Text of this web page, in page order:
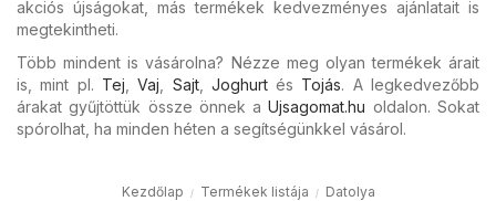
akciós újságokat, más termékek kedvezményes ajánlatait is
megtekintheti.
Több mindent is vásárolna? Nézze meg olyan termékek árait
is, mint pl. Tej ,Vaj Sajt, Joghurtés Tojás. A legkedvezőbb
árakat gyűjtöttük össze önnek aUjsagomat.hu oldalon. Sokat
spórolhat, ha minden héten a segítségünkkel vásárol.
Kezdőlap Termékek listája Datolya